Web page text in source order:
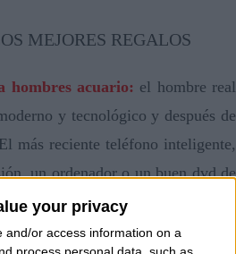
your privacy
and/or access information on a
process personal data, such as
hombres acuario: el hombre real
y tecnológico y después de
más reciente teléfono inteligente,
un ordenador o un buen dvd de
una película de ciencia-ficción. Me
de rock, y luego darles un